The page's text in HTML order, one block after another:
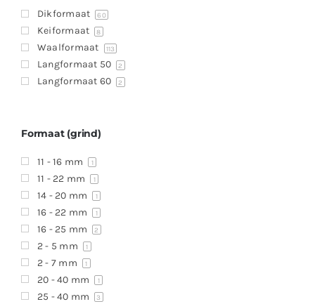
Dikformaat 60
Keiformaat 8
Waalformaat 113
Langformaat 50 2
Langformaat 60 2
Formaat (grind)
11 - 16 mm 1
11 - 22 mm 1
14 - 20 mm 1
16 - 22 mm 1
16 - 25 mm 2
2 - 5 mm 1
2 - 7 mm 1
20 - 40 mm 1
25 - 40 mm 3